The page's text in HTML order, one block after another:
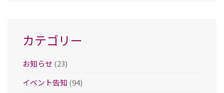
カテゴリー
お知らせ (23)
イベント告知 (94)